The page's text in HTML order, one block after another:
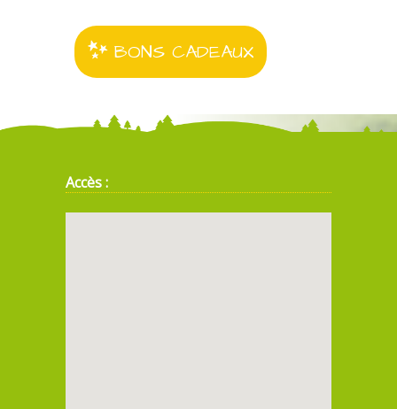
BONS CADEAUX
Accès :